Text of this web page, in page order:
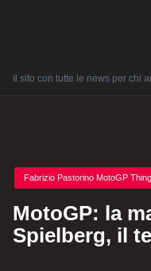
Il sito con tutte le news per chi
Posted
in
Fabrizio Pastorino MotoGP
MotoGP: la
Spielberg, il